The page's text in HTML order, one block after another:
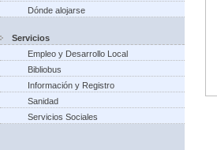
Dónde alojarse
Servicios
Empleo y Desarrollo Local
Bibliobus
Información y Registro
Sanidad
Servicios Sociales